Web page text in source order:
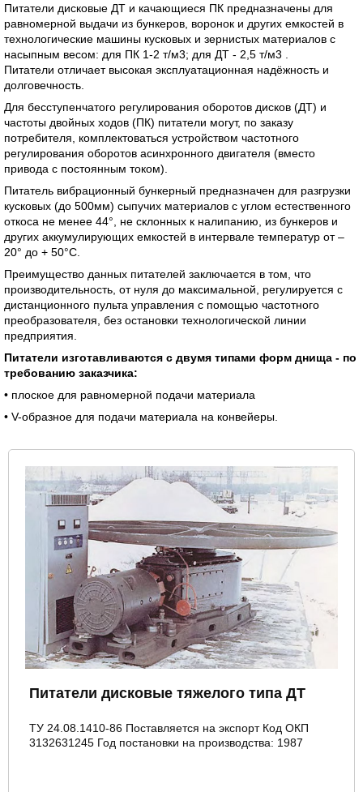
Питатели дисковые ДТ и качающиеся ПК предназначены для
равномерной выдачи из бункеров, воронок и других емкостей в
технологические машины кусковых и зернистых материалов с
насыпным весом: для ПК 1-2 т/м3; для ДТ - 2,5 т/м3 .
Питатели отличает высокая эксплуатационная надёжность и
долговечность.
Для бесступенчатого регулирования оборотов дисков (ДТ) и
частоты двойных ходов (ПК) питатели могут, по заказу
потребителя, комплектоваться устройством частотного
регулирования оборотов асинхронного двигателя (вместо
привода с постоянным током).
Питатель вибрационный бункерный предназначен для разгрузки
кусковых (до 500мм) сыпучих материалов с углом естественного
откоса не менее 44°, не склонных к налипанию, из бункеров и
других аккумулирующих емкостей в интервале температур от –
20° до + 50°С.
Преимущество данных питателей заключается в том, что
производительность, от нуля до максимальной, регулируется с
дистанционного пульта управления с помощью частотного
преобразователя, без остановки технологической линии
предприятия.
Питатели изготавливаются с двумя типами форм днища - по
требованию заказчика:
• плоское для равномерной подачи материала
• V-образное для подачи материала на конвейеры.
Питатели дисковые тяжелого типа ДТ
ТУ 24.08.1410-86 Поставляется на экспорт Код ОКП
3132631245 Год постановки на производства: 1987